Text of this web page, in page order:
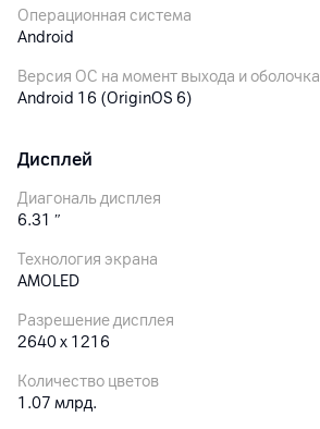
Операционная система
Android
Версия ОС на момент выхода и оболочка
Android 16 (OriginOS 6)
Дисплей
Диагональ дисплея
6.31 ″
Технология экрана
AMOLED
Разрешение дисплея
2640 x 1216
Количество цветов
1.07 млрд.